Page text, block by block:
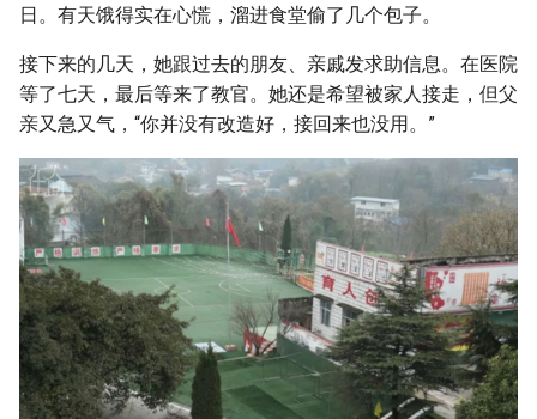
日。有天饿得实在心慌，溜进食堂偷了几个包子。
接下来的几天，她跟过去的朋友、亲戚发求助信息。在医院
等了七天，最后等来了教官。她还是希望被家人接走，但父
亲又急又气，“你并没有改造好，接回来也没用。”